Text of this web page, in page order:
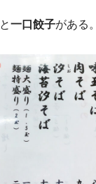
と一口餃子がある。